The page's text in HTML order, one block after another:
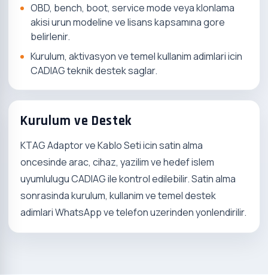
OBD, bench, boot, service mode veya klonlama
akisi urun modeline ve lisans kapsamına gore
belirlenir.
Kurulum, aktivasyon ve temel kullanim adimlari icin
CADIAG teknik destek saglar.
Kurulum ve Destek
KTAG Adaptor ve Kablo Seti icin satin alma
oncesinde arac, cihaz, yazilim ve hedef islem
uyumlulugu CADIAG ile kontrol edilebilir. Satin alma
sonrasinda kurulum, kullanim ve temel destek
adimlari WhatsApp ve telefon uzerinden yonlendirilir.